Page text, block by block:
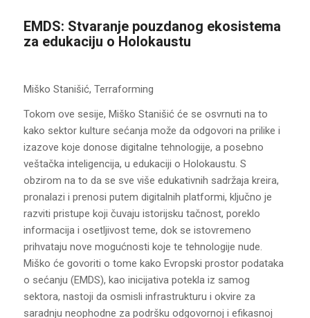
EMDS: Stvaranje pouzdanog ekosistema
za edukaciju o Holokaustu
Miško Stanišić, Terraforming
Tokom ove sesije, Miško Stanišić će se osvrnuti na to
kako sektor kulture sećanja može da odgovori na prilike i
izazove koje donose digitalne tehnologije, a posebno
veštačka inteligencija, u edukaciji o Holokaustu. S
obzirom na to da se sve više edukativnih sadržaja kreira,
pronalazi i prenosi putem digitalnih platformi, ključno je
razviti pristupe koji čuvaju istorijsku tačnost, poreklo
informacija i osetljivost teme, dok se istovremeno
prihvataju nove mogućnosti koje te tehnologije nude.
Miško će govoriti o tome kako Evropski prostor podataka
o sećanju (EMDS), kao inicijativa potekla iz samog
sektora, nastoji da osmisli infrastrukturu i okvire za
saradnju neophodne za podršku odgovornoj i efikasnoj